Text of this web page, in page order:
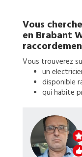
Vous
en Brabant
Vous trouverez
un
disponible
qui habite